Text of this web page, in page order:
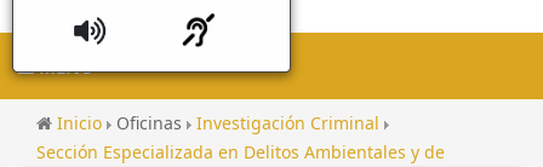
MENU
Inicio Oficinas
Investigación Criminal
Sección Especializada en Delitos Ambientales y de